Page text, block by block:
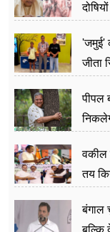
'जमुई'
जीता
पीपल
वकील
तय
बंगाल
बल्कि